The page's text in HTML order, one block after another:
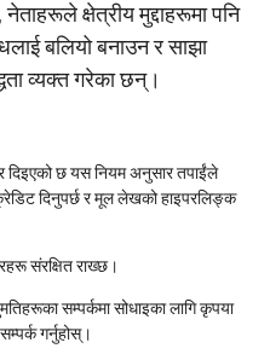
क्षेत्रीय मुद्दाहरूमा पनि
बलियो बनाउन र साझा
व्यक्त गरेका छन्।
दिइएको छ यस नियम अनुसार तपाईंले
दिनुपर्छ र मूल लेखको हाइपरलिङ्क
संरक्षित राख्छ।
सम्पर्कमा सोधाइका लागि कृपया
गर्नुहोस्।